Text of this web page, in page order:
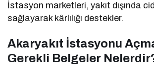
İstasyon marketleri, yakıt dışında
sağlayarak kârlılığı destekler.
Akaryakıt İstasyonu
Gerekli Belgeler